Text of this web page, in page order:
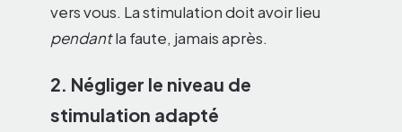
vers vous. La stimulation doit avoir lieu
pendantla faute, jamais après.
2. Négliger le niveau de
stimulation adapté